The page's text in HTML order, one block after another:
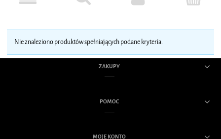
Nie znaleziono produktów spełniających podane kryteria.
ZAKUPY
POMOC
MOJE KONTO